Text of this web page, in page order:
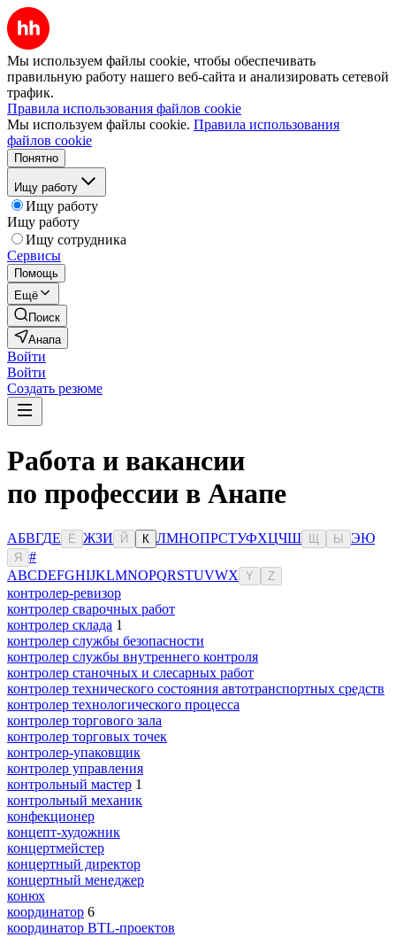
Мы используем файлы cookie, чтобы обеспечивать
правильную работу нашего веб-сайта и анализировать сетевой
трафик.
Правила использования файлов cookie
Мы используем файлы cookie. Правила использования
файлов cookie
Понятно
Ищу работу
Ищу работу
Ищу работу
Ищу сотрудника
Сервисы
Помощь
Ещё
Поиск
Анапа
Войти
Войти
Создать резюме
Работа и вакансии
по профессии в Анапе
АБВГДЕ Ё ЖЗИ Й К ЛМНОПРСТУФХЦЧШ Ы ЭЮ
Я
#
ABCDEFGHIJKLMNOPQRSTUVWX Y Z
контролер-ревизор
контролер сварочных работ
контролер склада 1
контролер службы безопасности
контролер службы внутреннего контроля
контролер станочных и слесарных работ
контролер технического состояния автотранспортных средств
контролер технологического процесса
контролер торгового зала
контролер торговых точек
контролер-упаковщик
контролер управления
контрольный мастер 1
контрольный механик
конфекционер
концепт-художник
концертмейстер
концертный директор
концертный менеджер
конюх
координатор 6
координатор BTL-проектов